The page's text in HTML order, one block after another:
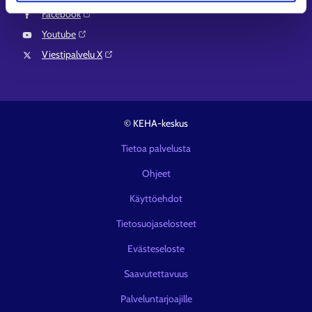
Facebook⁠
Youtube⁠
Viestipalvelu X⁠
© KEHA-keskus
Tietoa palvelusta
Ohjeet
Käyttöehdot
Tietosuojaselosteet
Evästeseloste
Saavutettavuus
Palveluntarjoajille